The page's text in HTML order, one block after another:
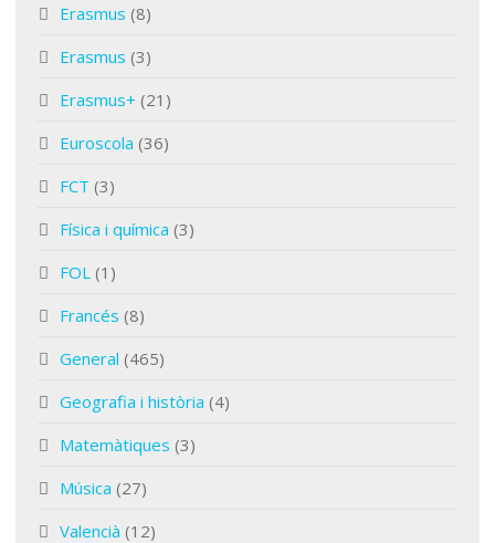
Erasmus (8)
Erasmus (3)
Erasmus+ (21)
Euroscola (36)
FCT (3)
Física i química (3)
FOL (1)
Francés (8)
General (465)
Geografia i història (4)
Matemàtiques (3)
Música (27)
Valencià (12)